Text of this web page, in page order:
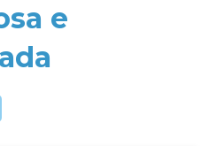
e